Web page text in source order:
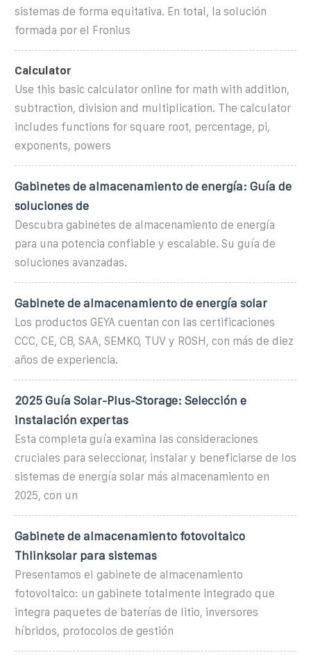
sistemas de forma equitativa. En total, la solución
formada por el Fronius
Calculator
Use this basic calculator online for math with addition,
subtraction, division and multiplication. The calculator
includes functions for square root, percentage, pi,
exponents, powers
Gabinetes de almacenamiento de energía: Guía de
soluciones de
Descubra gabinetes de almacenamiento de energía
para una potencia confiable y escalable. Su guía de
soluciones avanzadas.
Gabinete de almacenamiento de energía solar
Los productos GEYA cuentan con las certificaciones
CCC, CE, CB, SAA, SEMKO, TUV y ROSH, con más de diez
años de experiencia.
2025 Guía Solar-Plus-Storage: Selección e
instalación expertas
Esta completa guía examina las consideraciones
cruciales para seleccionar, instalar y beneficiarse de los
sistemas de energía solar más almacenamiento en
2025, con un
Gabinete de almacenamiento fotovoltaico
Thlinksolar para sistemas
Presentamos el gabinete de almacenamiento
fotovoltaico: un gabinete totalmente integrado que
integra paquetes de baterías de litio, inversores
híbridos, protocolos de gestión